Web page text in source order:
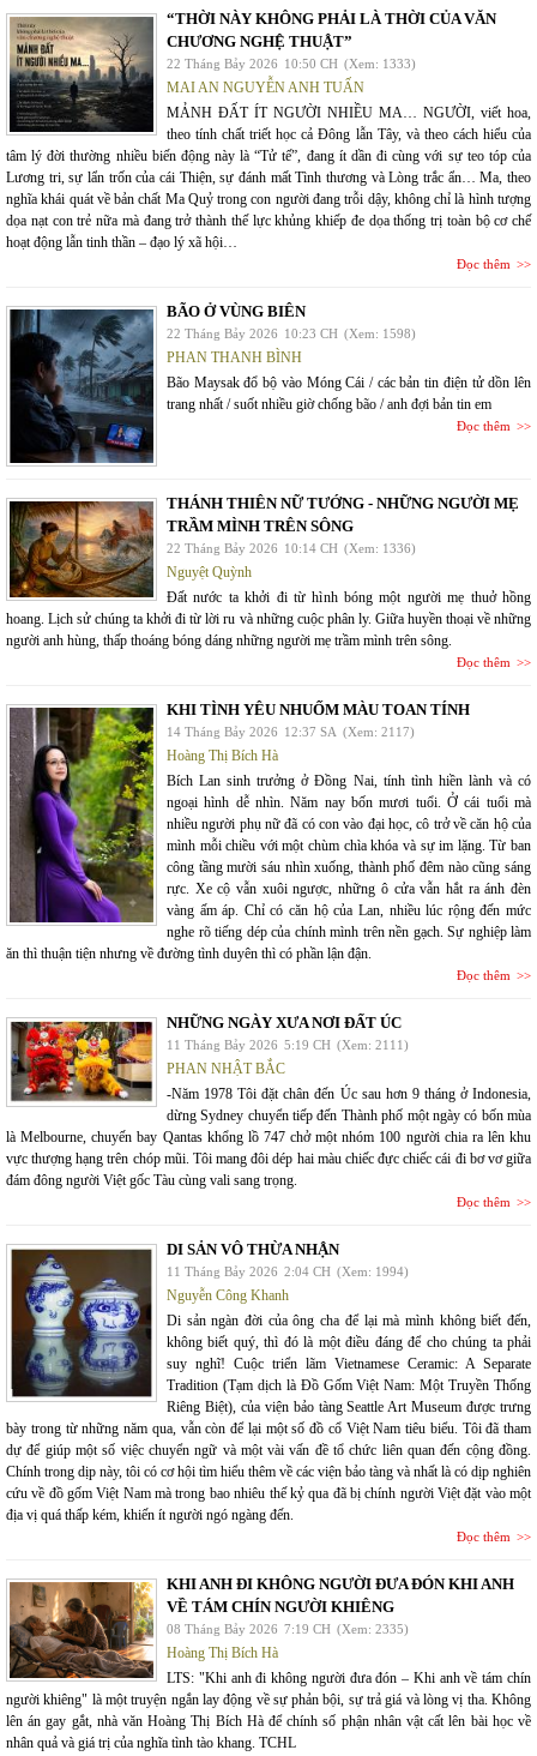
“THỜI NÀY KHÔNG PHẢI LÀ THỜI CỦA VĂN
CHƯƠNG NGHỆ THUẬT”
22 Tháng Bảy 2026 10:50 CH (Xem: 1333)
MAI AN NGUYỄN ANH TUẤN
MẢNH ĐẤT ÍT NGƯỜI NHIỀU MA… NGƯỜI, viết hoa,
theo tính chất triết học cả Đông lẫn Tây, và theo cách hiểu của
tâm lý đời thường nhiều biến động này là “Tử tế”, đang ít dần đi cùng với sự teo tóp của
Lương tri, sự lẩn trốn của cái Thiện, sự đánh mất Tình thương và Lòng trắc ẩn… Ma, theo
nghĩa khái quát về bản chất Ma Quỷ trong con người đang trỗi dậy, không chỉ là hình tượng
dọa nạt con trẻ nữa mà đang trở thành thế lực khủng khiếp đe dọa thống trị toàn bộ cơ chế
hoạt động lẫn tinh thần – đạo lý xã hội…
Đọc thêm
BÃO Ở VÙNG BIÊN
22 Tháng Bảy 2026 10:23 CH (Xem: 1598)
PHAN THANH BÌNH
Bão Maysak đổ bộ vào Móng Cái / các bản tin điện tử dồn lên
trang nhất / suốt nhiều giờ chống bão / anh đợi bản tin em
Đọc thêm
THÁNH THIÊN NỮ TƯỚNG - NHỮNG NGƯỜI MẸ
TRẦM MÌNH TRÊN SÔNG
22 Tháng Bảy 2026 10:14 CH (Xem: 1336)
Nguyệt Quỳnh
Đất nước ta khởi đi từ hình bóng một người mẹ thuở hồng
hoang. Lịch sử chúng ta khởi đi từ lời ru và những cuộc phân ly. Giữa huyền thoại về những
người anh hùng, thấp thoáng bóng dáng những người mẹ trầm mình trên sông.
Đọc thêm
KHI TÌNH YÊU NHUỐM MÀU TOAN TÍNH
14 Tháng Bảy 2026 12:37 SA (Xem: 2117)
Hoàng Thị Bích Hà
Bích Lan sinh trưởng ở Đồng Nai, tính tình hiền lành và có
ngoại hình dễ nhìn. Năm nay bốn mươi tuổi. Ở cái tuổi mà
nhiều người phụ nữ đã có con vào đại học, cô trở về căn hộ của
mình mỗi chiều với một chùm chìa khóa và sự im lặng. Từ ban
công tầng mười sáu nhìn xuống, thành phố đêm nào cũng sáng
rực. Xe cộ vẫn xuôi ngược, những ô cửa vẫn hắt ra ánh đèn
vàng ấm áp. Chỉ có căn hộ của Lan, nhiều lúc rộng đến mức
nghe rõ tiếng dép của chính mình trên nền gạch. Sự nghiệp làm
ăn thì thuận tiện nhưng về đường tình duyên thì có phần lận đận.
Đọc thêm
NHỮNG NGÀY XƯA NƠI ĐẤT ÚC
11 Tháng Bảy 2026 5:19 CH (Xem: 2111)
PHAN NHẬT BẮC
-Năm 1978 Tôi đặt chân đến Úc sau hơn 9 tháng ở Indonesia,
dừng Sydney chuyển tiếp đến Thành phố một ngày có bốn mùa
là Melbourne, chuyến bay Qantas khổng lồ 747 chở một nhóm 100 người chia ra lên khu
vực thượng hạng trên chóp mũi. Tôi mang đôi dép hai màu chiếc đực chiếc cái đi bơ vơ giữa
đám đông người Việt gốc Tàu cùng vali sang trọng.
Đọc thêm
DI SẢN VÔ THỪA NHẬN
11 Tháng Bảy 2026 2:04 CH (Xem: 1994)
Nguyễn Công Khanh
Di sản ngàn đời của ông cha để lại mà mình không biết đến,
không biết quý, thì đó là một điều đáng để cho chúng ta phải
suy nghĩ! Cuộc triển lãm Vietnamese Ceramic: A Separate
Tradition (Tạm dịch là Đồ Gốm Việt Nam: Một Truyền Thống
Riêng Biệt), của viện bảo tàng Seattle Art Museum được trưng
bày trong từ những năm qua, vẫn còn để lại một số đồ cổ Việt Nam tiêu biểu. Tôi đã tham
dự để giúp một số việc chuyển ngữ và một vài vấn đề tổ chức liên quan đến cộng đồng.
Chính trong dịp này, tôi có cơ hội tìm hiểu thêm về các viện bảo tàng và nhất là có dịp nghiên
cứu về đồ gốm Việt Nam mà trong bao nhiêu thế kỷ qua đã bị chính người Việt đặt vào một
địa vị quá thấp kém, khiến ít người ngó ngàng đến.
Đọc thêm
KHI ANH ĐI KHÔNG NGƯỜI ĐƯA ĐÓN KHI ANH
VỀ TÁM CHÍN NGƯỜI KHIÊNG
08 Tháng Bảy 2026 7:19 CH (Xem: 2335)
Hoàng Thị Bích Hà
LTS: "Khi anh đi không người đưa đón – Khi anh về tám chín
người khiêng" là một truyện ngắn lay động về sự phản bội, sự trả giá và lòng vị tha. Không
lên án gay gắt, nhà văn Hoàng Thị Bích Hà để chính số phận nhân vật cất lên bài học về
nhân quả và giá trị của nghĩa tình tào khang. TCHL